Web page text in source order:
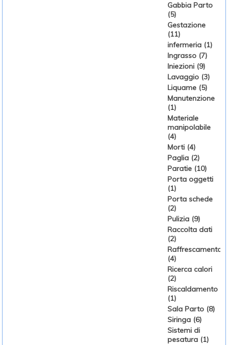
Gabbia Parto
(5)
Gestazione
(11)
infermeria (1)
Ingrasso (7)
Iniezioni (9)
Lavaggio (3)
Liquame (5)
Manutenzione
(1)
Materiale
manipolabile
(4)
Morti (4)
Paglia (2)
Paratie (10)
Porta oggetti
(1)
Porta schede
(2)
Pulizia (9)
Raccolta dati
(2)
Raffrescamento
(4)
Ricerca calori
(2)
Riscaldamento
(1)
Sala Parto (8)
Siringa (6)
Sistemi di
pesatura (1)